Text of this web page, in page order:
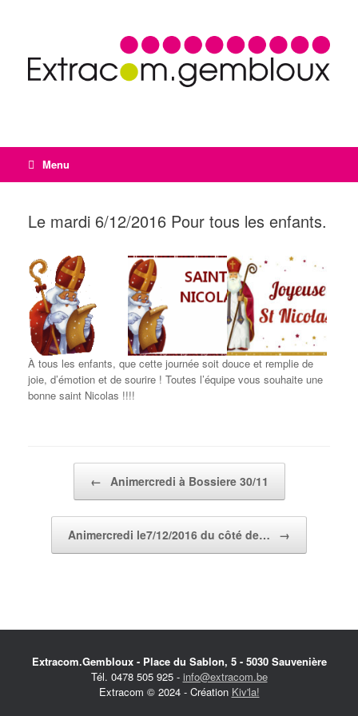
Menu
Le mardi 6/12/2016 Pour tous les enfants.
À tous les enfants, que cette journée soit douce et remplie de
joie, d’émotion et de sourire ! Toutes l’équipe vous souhaite une
bonne saint Nicolas !!!!
← Animercredi à Bossiere 30/11
Animercredi le7/12/2016 du côté de… →
Extracom.Gembloux - Place du Sablon, 5 - 5030 Sauvenière
Tél. 0478 505 925 - info@extracom.be
Extracom © 2024 - Création Kiv'la!